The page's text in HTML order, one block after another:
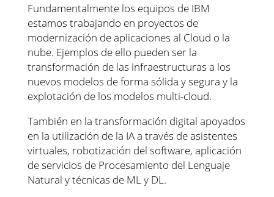
Fundamentalmente los equipos de IBM
estamos trabajando en proyectos de
modernización de aplicaciones al Cloud o la
nube. Ejemplos de ello pueden ser la
transformación de las infraestructuras a los
nuevos modelos de forma sólida y segura y la
explotación de los modelos multi-cloud.
También en la transformación digital apoyados
en la utilización de la IA a través de asistentes
virtuales, robotización del software, aplicación
de servicios de Procesamiento del Lenguaje
Natural y técnicas de ML y DL.